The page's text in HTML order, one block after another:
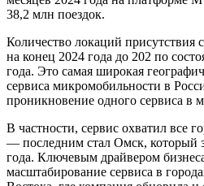
38,2 млн поездок.
Количество локаций присутствия
на конец 2024 года до 202 по
года. Это самая широкая
сервиса микромобильности в
проникновение одного сервиса в
В частности, сервис охватил все
— последним стал Омск, который
года. Ключевым драйвером
масштабирование сервиса в